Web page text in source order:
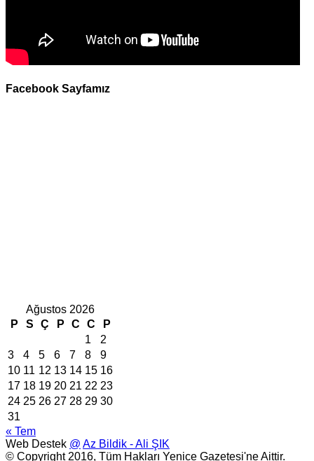
Facebook Sayfamız
Ağustos 2026
P
S Ç P C C
P
1
2
3
4 5 6 7 8
9
10 11 12 13 14 15 16
17 18 19 20 21 22 23
24 25 26 27 28 29 30
31
« Tem
Web Destek @ Az Bildik - Ali ŞIK
© Copyright 2016, Tüm Hakları Yenice Gazetesi'ne Aittir.